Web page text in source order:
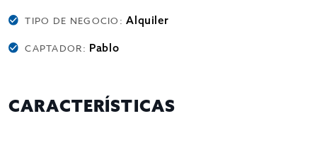
TIPO DE NEGOCIO:Alquiler
CAPTADOR: Pablo
CARACTERÍSTICAS